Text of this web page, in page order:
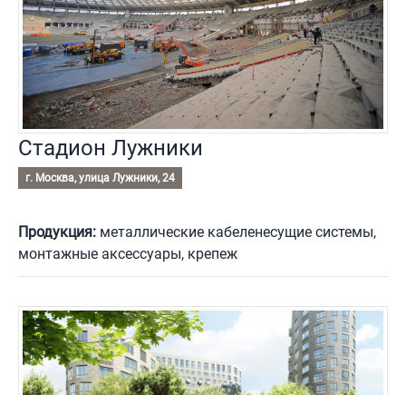
Стадион Лужники
г. Москва, улица Лужники, 24
Продукция: металлические кабеленесущие системы,
монтажные аксессуары, крепеж